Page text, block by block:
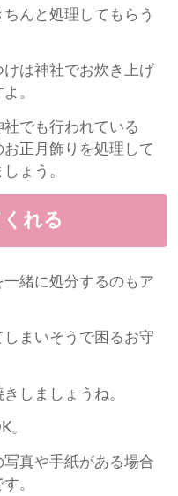
んと処理してもらう
は神社でお炊き上げ
。
でも行われている
お正月飾りを処理して
ょう。
くれる
緒に処分するのもア
まいそうで困るお守
しましょうね。
。
真や手紙がある場合
。